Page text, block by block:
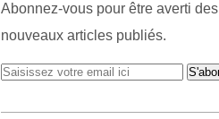
Abonnez-vous pour être averti des
nouveaux articles publiés.